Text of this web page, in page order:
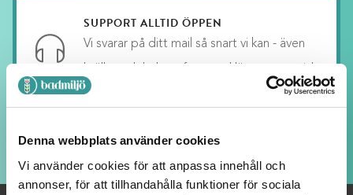
Denna webbplats använder cookies
Vi använder cookies för att anpassa innehåll och
annonser, för att tillhandahålla funktioner för sociala
SUPPORT ALLTID ÖPPEN
Vi svarar på ditt mail så snart vi kan - även